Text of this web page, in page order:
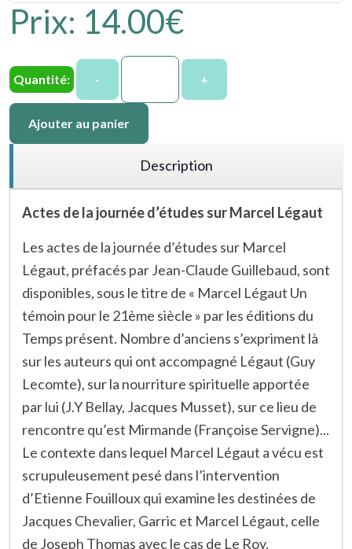
Prix: 14.00‎€
Quantité: - +
Ajouter au panier
Description
Actes de la journée d’études sur Marcel Légaut
Les actes de la journée d’études sur Marcel
Légaut, préfacés par Jean-Claude Guillebaud, sont
disponibles, sous le titre de « Marcel Légaut Un
témoin pour le 21ème siècle » par les éditions du
Temps présent. Nombre d’anciens s’expriment là
sur les auteurs qui ont accompagné Légaut (Guy
Lecomte), sur la nourriture spirituelle apportée
par lui (J.Y Bellay, Jacques Musset), sur ce lieu de
rencontre qu’est Mirmande (Françoise Servigne)...
Le contexte dans lequel Marcel Légaut a vécu est
scrupuleusement pesé dans l’intervention
d’Etienne Fouilloux qui examine les destinées de
Jacques Chevalier, Garric et Marcel Légaut, celle
de Joseph Thomas avec le cas de Le Roy,